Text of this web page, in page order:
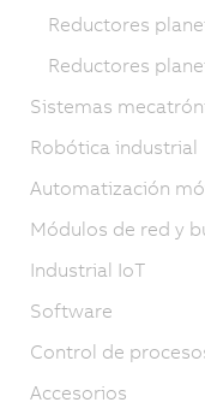
Reductores
Reductores
Sistemas
Robótica industrial
Automatización
Módulos de red y
Industrial IoT
Software
Control de
Accesorios